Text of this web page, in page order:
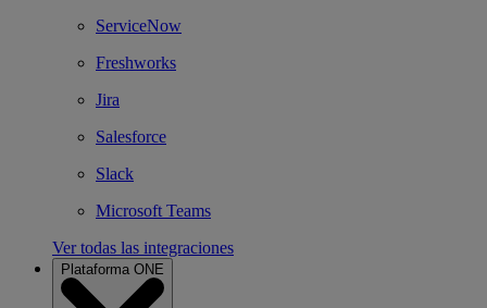
ServiceNow
Freshworks
Jira
Salesforce
Slack
Microsoft Teams
Ver todas las integraciones
Plataforma ONE